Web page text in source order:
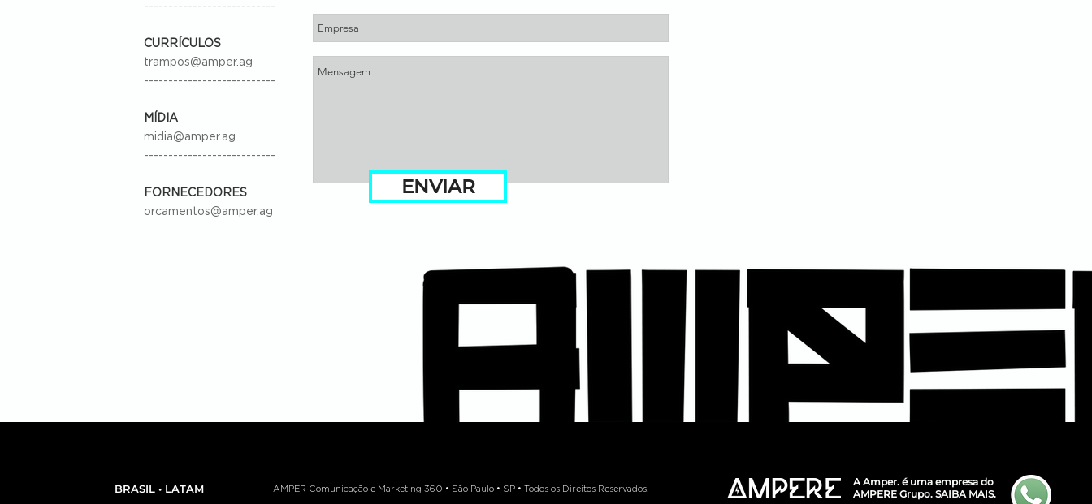
---------------------------
CURRÍCULOS
trampos@amper.ag
---------------------------
MÍDIA
midia@amper.ag
---------------------------
FORNECEDORES
orcamentos@amper.ag
ENVIAR
BRASIL • LATAM AMPER Comunicação e Marketing 360 • São Paulo • SP • Todos os Direitos Reservados.
A Amper. é uma empresa do
AMPERE Grupo. SAIBA MAIS.